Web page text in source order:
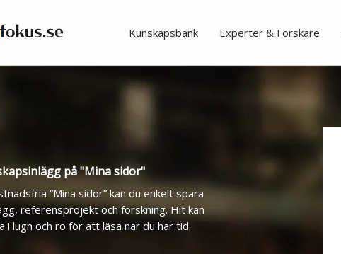
Kunskapsbank Experter & Forskare
på "Mina sidor"
”Mina sidor” kan du enkelt spara
referensprojekt och forskning. Hit kan
i lugn och ro för att läsa när du har tid.